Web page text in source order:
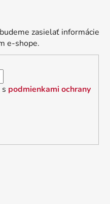
zasielať informácie
e-shope.
podmienkami ochrany